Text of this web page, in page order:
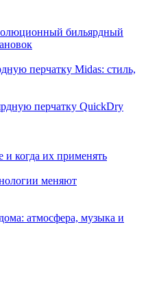
бильярдный
перчатку Midas: стиль,
перчатку QuickDry
и когда их применять
меняют
атмосфера, музыка и